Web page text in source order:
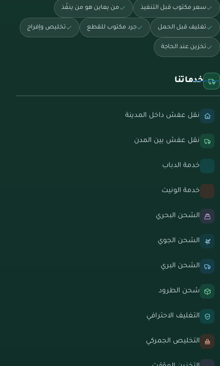
سعر مكتوب قبل التنفيذ من يعاين هو من ينفّذ
تغليف قبل الحمل جرد مكتوب للقطع تخليص وإفراج
تخزين عند الحاجة
خدماتنا
نقل عفش داخل المدينة
نقل عفش بين المدن
خدمة الدباب
خدمة الونيت
الشحن البحري
الشحن الجوي
الشحن البري
شحن الطرود
التغليف الاحترافي
التخليص الجمركي